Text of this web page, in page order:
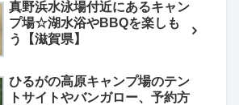
真野浜水泳場付近にあるキャン
プ場☆湖水浴やBBQを楽しも
う【滋賀県】
ひるがの高原キャンプ場のテン
トサイトやバンガロー、予約方